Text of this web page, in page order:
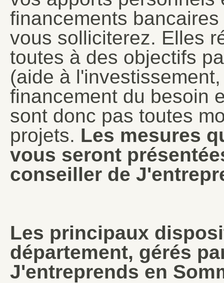
financements bancaires
vous solliciterez. Elles
toutes à des objectifs
(aide à
financement du besoin
sont donc pas toutes
projets. Les mesures
vous seront
conseiller de
Les principaux
département, gérés
J'entreprends en